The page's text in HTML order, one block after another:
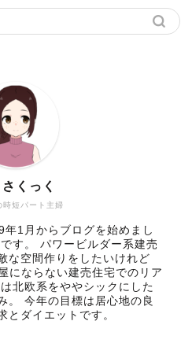
時短パート主婦
くっく
1月からブログを始めまし
す。 パワービルダー系建売
な空間作りをしたいけれど
にならない建売住宅でのリア
北欧系をややシックにした
。 今年の目標は居心地の良
とダイエットです。